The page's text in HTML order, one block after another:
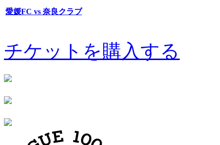
愛媛FC vs 奈良クラブ
チケットを購入する